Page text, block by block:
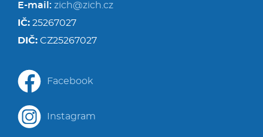
E-mail: zich@zich.cz
IČ: 25267027
DIČ: CZ25267027
Facebook
Instagram